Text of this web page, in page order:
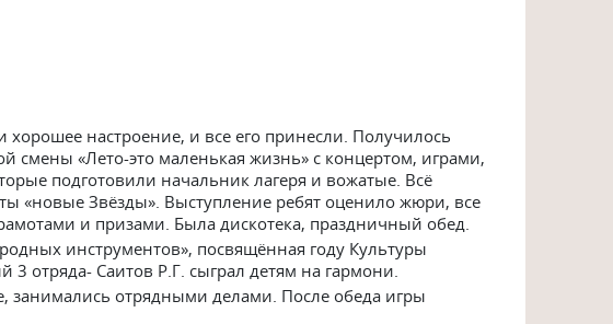
хорошее настроение, и все его принесли. Получилось
смены «Лето-это маленькая жизнь» с концертом, играми,
подготовили начальник лагеря и вожатые. Всё
«новые Звёзды». Выступление ребят оценило жюри, все
и призами. Была дискотека, праздничный обед.
инструментов», посвящённая году Культуры
3 отряда- Саитов Р.Г. сыграл детям на гармони.
занимались отрядными делами. После обеда игры